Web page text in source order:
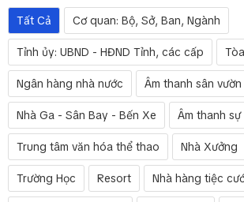
Tất Cả
Cơ quan: Bộ, Sở, Ban, Ngành
Tỉnh ủy: UBND - HĐND Tỉnh, các cấp
Ngân hàng nhà nước Âm thanh sân vườn
Nhà Ga - Sân Bay - Bến Xe Âm thanh sự
Trung tâm văn hóa thể thao Nhà Xưởng
Trường Học Resort Nhà hàng tiệc